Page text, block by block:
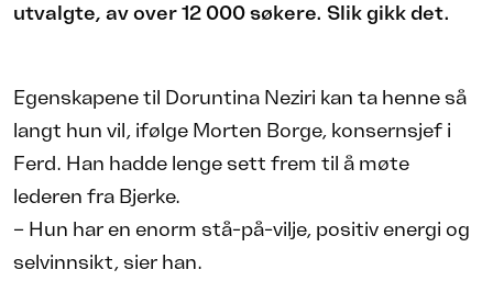
utvalgte, av over 12 000 søkere. Slik gikk det.
Egenskapene til Doruntina Neziri kan ta henne så
langt hun vil, ifølge Morten Borge, konsernsjef i
Ferd. Han hadde lenge sett frem til å møte
lederen fra Bjerke.
– Hun har en enorm stå-på-vilje, positiv energi og
selvinnsikt, sier han.